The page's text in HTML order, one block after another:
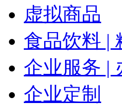
虚拟商品
食品饮料 |
企业服务 |
企业定制